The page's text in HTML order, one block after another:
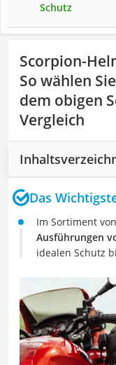
Schutz
Scorpion-
So wählen
dem obigen
Vergleich
Das
Im Sortiment
Ausführungen
idealen Schutz